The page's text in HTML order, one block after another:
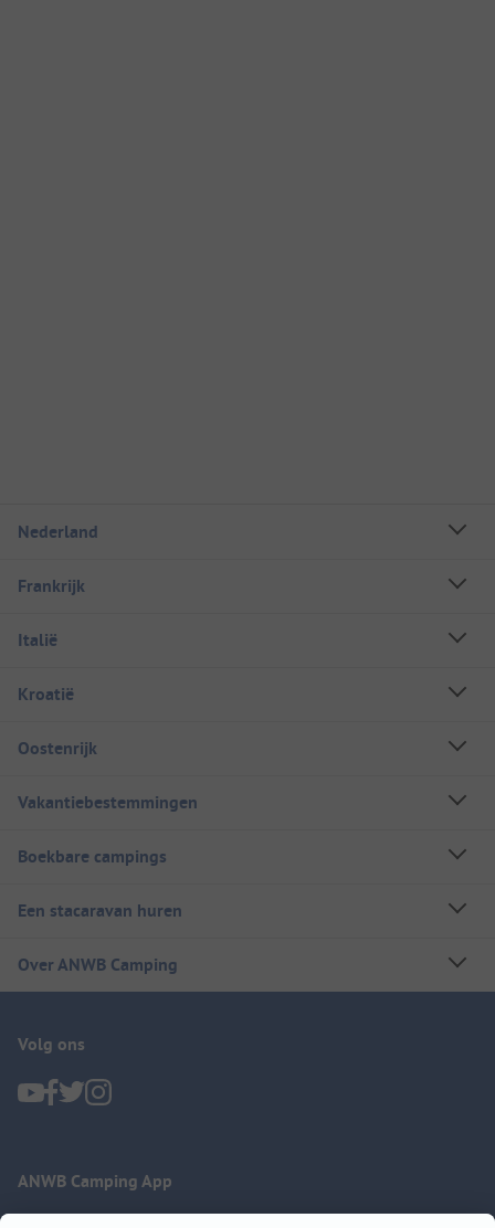
Nederland
Frankrijk
Italië
Kroatië
Oostenrijk
Vakantiebestemmingen
Boekbare campings
Een stacaravan huren
Over ANWB Camping
Volg ons
ANWB Camping App